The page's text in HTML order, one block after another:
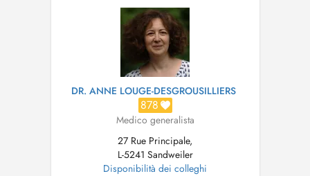
DR. ANNE LOUGE-DESGROUSILLIERS
878
Medico generalista
27 Rue Principale,
L-5241 Sandweiler
Disponibilità dei colleghi